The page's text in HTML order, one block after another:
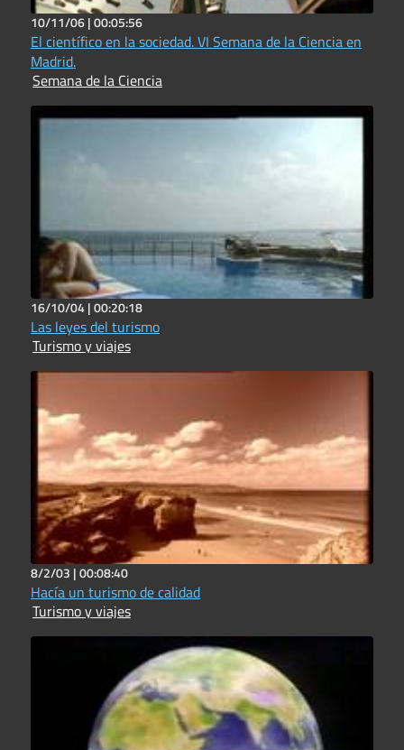
10/11/06 |00:05:56
El científico en la sociedad. VI Semana de la Ciencia en
Madrid.
Semana de la Ciencia
16/10/04 |00:20:18
Las leyes del turismo
Turismo y viajes
8/2/03 |00:08:40
Hacía un turismo de calidad
Turismo y viajes